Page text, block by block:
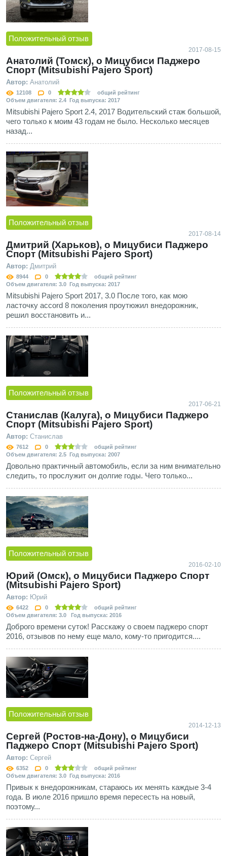
Положительный отзыв
2017-08-15
Анатолий (Томск), о Мицубиси Паджеро
Спорт (Mitsubishi Pajero Sport)
Автор: Анатолий
12108 0
общий рейтинг
Объем двигателя: 2.4 Год выпуска: 2017
Mitsubishi Pajero Sport 2.4, 2017 Водительский стаж большой,
чего только к моим 43 годам не было. Несколько месяцев
назад...
Положительный отзыв
2017-08-14
Дмитрий (Харьков), о Мицубиси Паджеро
Спорт (Mitsubishi Pajero Sport)
Автор: Дмитрий
8944 0
общий рейтинг
Объем двигателя: 3.0 Год выпуска: 2017
Mitsubishi Pajero Sport 2017, 3.0 После того, как мою
ласточку accord 8 поколения проутюжил внедорожник,
решил восстановить и...
Положительный отзыв
2017-06-21
Станислав (Калуга), о Мицубиси Паджеро
Спорт (Mitsubishi Pajero Sport)
Автор: Станислав
7612 0
общий рейтинг
Объем двигателя: 2.5 Год выпуска: 2007
Довольно практичный автомобиль, если за ним внимательно
следить, то прослужит он долгие годы. Чего только...
Положительный отзыв
2016-02-10
Юрий (Омск), о Мицубиси Паджеро Спорт
(Mitsubishi Pajero Sport)
Автор: Юрий
6422 0
общий рейтинг
Объем двигателя: 3.0 Год выпуска: 2016
Доброго времени суток! Расскажу о своем паджеро спорт
2016, отзывов по нему еще мало, кому-то пригодится....
Положительный отзыв
2014-12-13
Сергей (Ростов-на-Дону), о Мицубиси
Паджеро Спорт (Mitsubishi Pajero Sport)
Автор: Сергей
6352 0
общий рейтинг
Объем двигателя: 3.0 Год выпуска: 2016
Привык к внедорожникам, стараюсь их менять каждые 3-4
года. В июле 2016 пришло время пересесть на новый,
поэтому...